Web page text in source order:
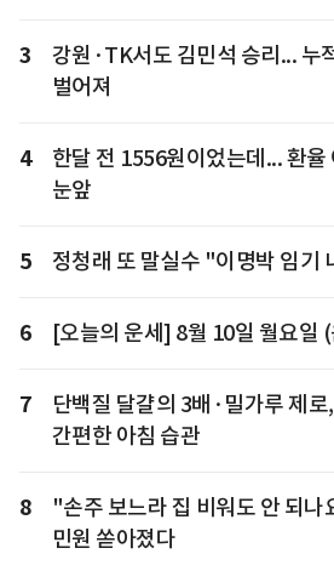
3
강원·TK서도 김민석 승리... 누
벌어져
4
한달 전 1556원이었는데... 환율
눈앞
5 정청래 또 말실수 "이명박 임기
6 [오늘의 운세] 8월 10일 월요일
7
단백질 달걀의 3배·밀가루 제
간편한 아침 습관
8
"손주 보느라 집 비워도 안 되
민원 쏟아졌다